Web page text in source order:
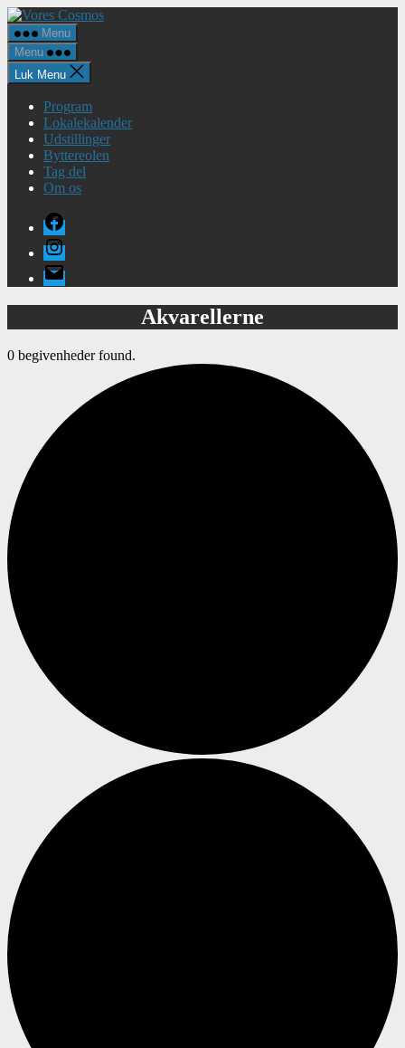
Spring
til
indholdet
Vores
Menu
Menu
Luk Menu
Program
Lokalekalender
Udstillinger
Byttereolen
Tag del
Om os
Facebook
Instagram
E-
mail
Akvarellerne
0 begivenheder found.